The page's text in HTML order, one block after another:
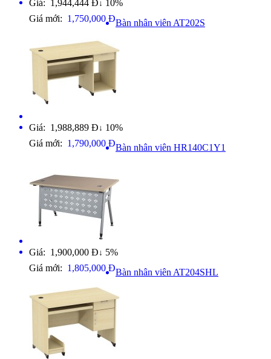
Giá: 1,944,444 Đ ↓ 10%
Giá mới: 1,750,000 ĐBàn nhân viên AT202S
Giá: 1,988,889 Đ ↓ 10%
Giá mới: 1,790,000 ĐBàn nhân viên HR140C1Y1
Giá: 1,900,000 Đ ↓ 5%
Giá mới: 1,805,000 ĐBàn nhân viên AT204SHL